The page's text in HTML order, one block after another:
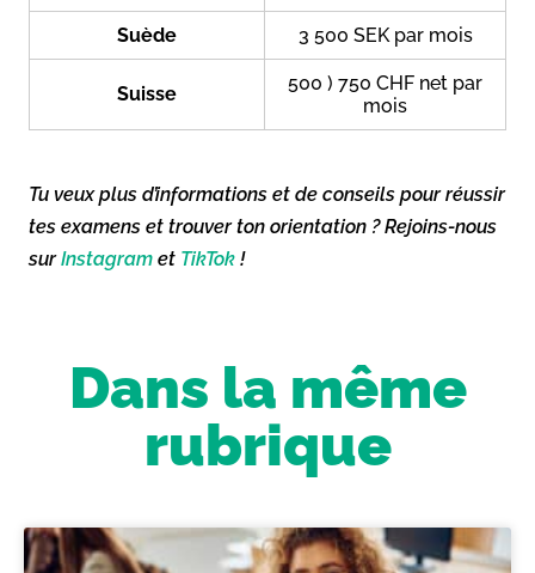
Suède 3 500 SEK par mois
Suisse
500 ) 750 CHF net par
mois
Tu veux plus d’informations et de conseils pour réussir
tes examens et trouver ton orientation ? Rejoins-nous
surInstagram et TikTok !
Dans la même
rubrique